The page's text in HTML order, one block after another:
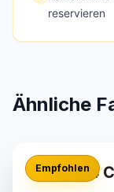
reservieren
Ähnliche
Empfohlen
BMW M4